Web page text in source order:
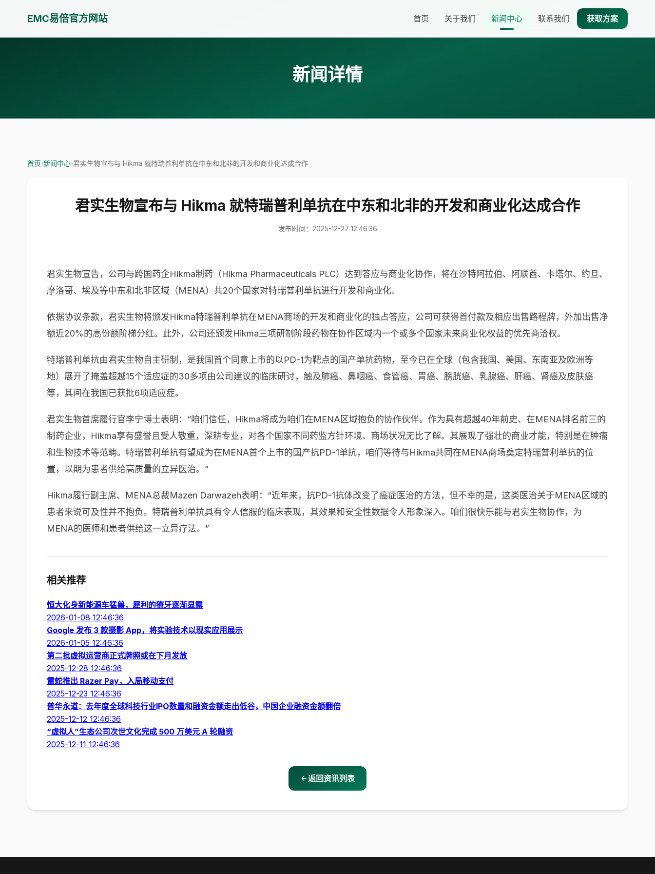
EMC易倍官方网站 首页 关于我们 新闻中心 联系我们 获取方案
新闻详情
首页›新闻中心›君实生物宣布与 Hikma 就特瑞普利单抗在中东和北非的开发和商业化达成合作
君实生物宣布与 Hikma 就特瑞普利单抗在中东和北非的开发和商业化达成合作
发布时间：2025-12-27 12:46:36
君实生物宣告，公司与跨国药企Hikma制药（Hikma Pharmaceuticals PLC）达到答应与商业化协作，将在沙特阿拉伯、阿联酋、卡塔尔、约旦、
摩洛哥、埃及等中东和北非区域（MENA）共20个国家对特瑞普利单抗进行开发和商业化。
依据协议条款，君实生物将颁发Hikma特瑞普利单抗在MENA商场的开发和商业化的独占答应，公司可获得首付款及相应出售路程牌，外加出售净
额近20%的高份额阶梯分红。此外，公司还颁发Hikma三项研制阶段药物在协作区域内一个或多个国家未来商业化权益的优先商洽权。
特瑞普利单抗由君实生物自主研制，是我国首个同意上市的以PD-1为靶点的国产单抗药物，至今已在全球（包含我国、美国、东南亚及欧洲等
地）展开了掩盖超越15个适应症的30多项由公司建议的临床研讨，触及肺癌、鼻咽癌、食管癌、胃癌、膀胱癌、乳腺癌、肝癌、肾癌及皮肤癌
等，其间在我国已获批6项适应症。
君实生物首席履行官李宁博士表明：“咱们信任，Hikma将成为咱们在MENA区域抱负的协作伙伴。作为具有超越40年前史、在MENA排名前三的
制药企业，Hikma享有盛誉且受人敬重，深耕专业，对各个国家不同药监方针环境、商场状况无比了解。其展现了强壮的商业才能，特别是在肿瘤
和生物技术等范畴。特瑞普利单抗有望成为在MENA首个上市的国产抗PD-1单抗，咱们等待与Hikma共同在MENA商场奠定特瑞普利单抗的位
置，以期为患者供给高质量的立异医治。”
Hikma履行副主席、MENA总裁Mazen Darwazeh表明：“近年来，抗PD-1抗体改变了癌症医治的方法，但不幸的是，这类医治关于MENA区域的
患者来说可及性并不抱负。特瑞普利单抗具有令人信服的临床表现，其效果和安全性数据令人形象深入。咱们很快乐能与君实生物协作，为
MENA的医师和患者供给这一立异疗法。”
相关推荐
恒大化身新能源车猛兽，犀利的獠牙逐渐显露
2026-01-08 12:46:36
Google 发布 3 款摄影 App，将实验技术以现实应用展示
2026-01-05 12:46:36
第二批虚拟运营商正式牌照或在下月发放
2025-12-28 12:46:36
雷蛇推出 Razer Pay，入局移动支付
2025-12-23 12:46:36
普华永道：去年度全球科技行业IPO数量和融资金额走出低谷，中国企业融资金额翻倍
2025-12-12 12:46:36
“虚拟人”生态公司次世文化完成 500 万美元 A 轮融资
2025-12-11 12:46:36
返回资讯列表